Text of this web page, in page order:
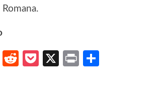
LinkedIn
RedditPocket
X Print